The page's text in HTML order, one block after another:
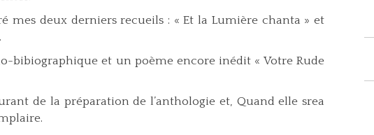
mes deux derniers recueils : « Et la Lumière chanta » et
bibiographique et un poème encore inédit « Votre Rude
de la préparation de l’anthologie et, Quand elle srea